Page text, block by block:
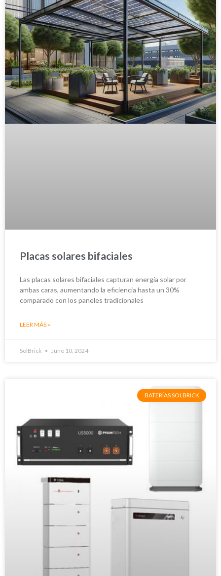
Placas solares bifaciales
Las placas solares bifaciales capturan energía solar por
ambas caras, aumentando la eficiencia hasta un 30%
comparado con los paneles tradicionales
LEER MÁS »
SolBrick June 10, 2024
BATERÍAS SOLBRICK